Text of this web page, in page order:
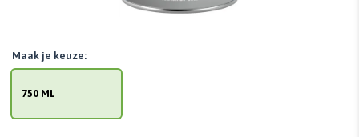
750 ML
Maak je keuze: